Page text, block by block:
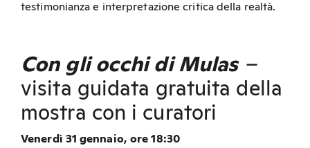
testimonianza e interpretazione critica della realtà.
Con gli occhi di Mulas–
visita guidata gratuita della
mostra con i curatori
Venerdì 31 gennaio, ore 18:30